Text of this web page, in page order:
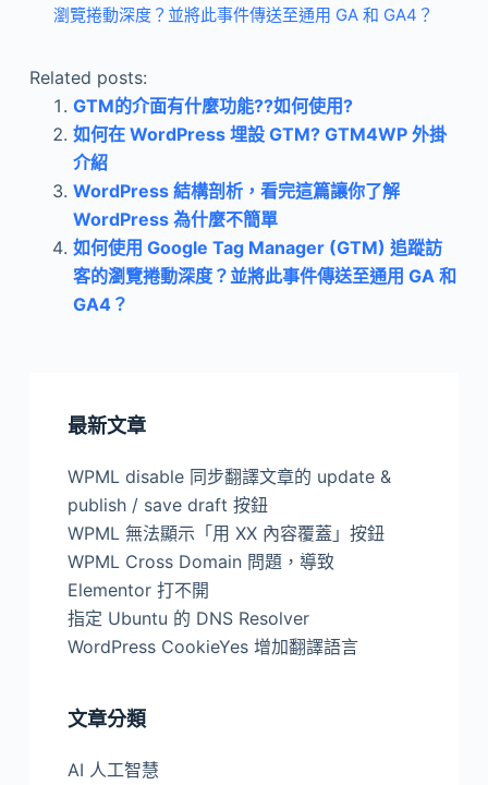
瀏覽捲動深度？並將此事件傳送至通用 GA 和 GA4？
Related posts:
GTM的介面有什麼功能??如何使用?
如何在 WordPress 埋設 GTM? GTM4WP 外掛
介紹
WordPress 結構剖析，看完這篇讓你了解
WordPress 為什麼不簡單
如何使用 Google Tag Manager (GTM) 追蹤訪
客的瀏覽捲動深度？並將此事件傳送至通用 GA 和
GA4？
最新文章
WPML disable 同步翻譯文章的 update &
publish / save draft 按鈕
WPML 無法顯示「用 XX 內容覆蓋」按鈕
WPML Cross Domain 問題，導致
Elementor 打不開
指定 Ubuntu 的 DNS Resolver
WordPress CookieYes 增加翻譯語言
文章分類
AI 人工智慧